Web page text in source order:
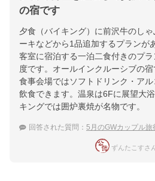
の宿です
夕食（バイキング）に前沢牛のし
ーキなどから1品追加するプランが
客室に宿泊する一泊二食付きのプ
度です。オールインクルーシブの
食事会場ではソフトドリンク・ア
飲食できます。温泉は6Fに展望大
キングでは囲炉裏焼が名物です。
回答された質問： 5月のGWカップル旅行におすすめな
ずんたこすさ